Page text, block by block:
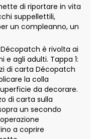
di riportare in vita
suppellettili,
un compleanno, un
Décopatch è rivolta ai
e agli adulti. Tappa 1:
di carta Décopatch
la colla
da decorare.
di carta sulla
un secondo
a coprire